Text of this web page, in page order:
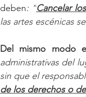
deben: “Cancelar
las artes escénicas
Del mismo modo
administrativas del
sin que el
de los derechos o